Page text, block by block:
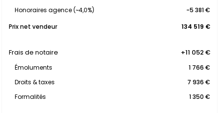
Honoraires agence (~4,0%)
-5 381 €
Prix net vendeur
134 519 €
Frais de notaire +11 052 €
Émoluments
1 766 €
Droits & taxes
7 936 €
Formalités
1 350 €